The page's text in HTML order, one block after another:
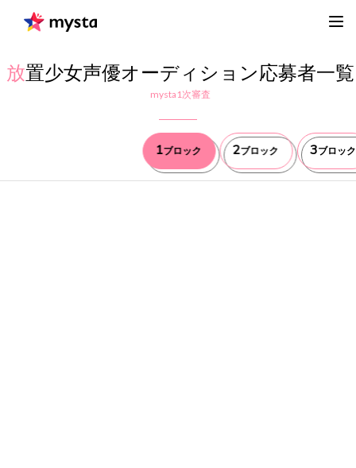
放置少女声優オーディション応募者一覧
mysta1次審査
1ブロック 2ブロック 3ブロック